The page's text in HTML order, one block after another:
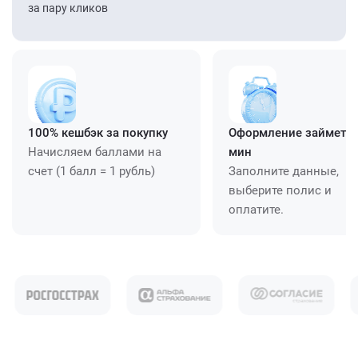
за пару кликов
100% кешбэк за покупку
Начисляем баллами на
счет (1 балл = 1 рубль)
Оформление займет
мин
Заполните данные,
выберите полис и
оплатите.